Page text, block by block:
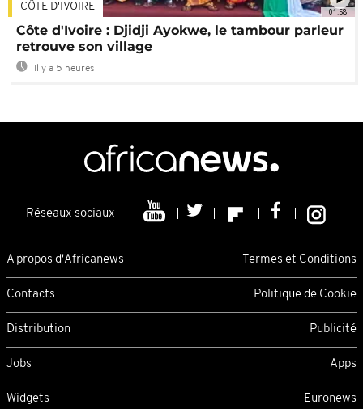
01:58
CÔTE D'IVOIRE
Côte d'Ivoire : Djidji Ayokwe, le tambour parleur
retrouve son village
Il y a 5 heures
Réseaux sociaux
A propos d'Africanews Termes et Conditions
Contacts Politique de Cookie
Distribution Publicité
Jobs Apps
Widgets Euronews